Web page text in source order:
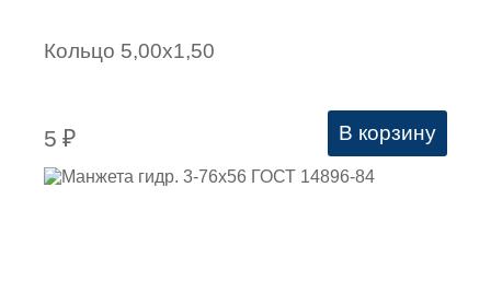
Кольцо 5,00х1,50
5 ₽ В корзину